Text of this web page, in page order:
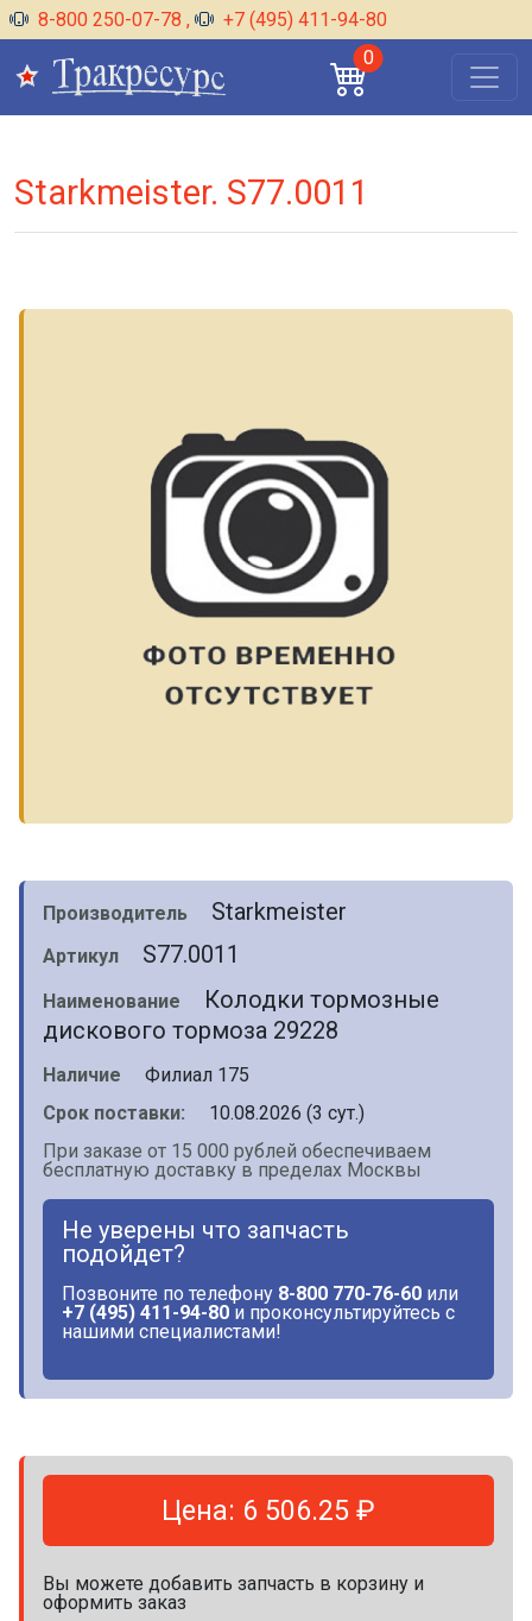
8-800 250-07-78 ,
+7 (495) 411-94-80
0
Starkmeister. S77.0011
Производитель Starkmeister
Артикул S77.0011
Наименование
Колодки тормозные
дискового тормоза 29228
Наличие
Филиал 175
Срок поставки:
10.08.2026 (3 сут.)
При заказе от 15 000 рублей обеспечиваем
бесплатную доставку в пределах Москвы
Не уверены что запчасть
подойдет?
Позвоните по телефону 8-800 770-76-60 или
+7 (495) 411-94-80 и проконсультируйтесь с
нашими специалистами!
Цена: 6 506.25 ₽
Вы можете добавить запчасть в корзину и
оформить заказ